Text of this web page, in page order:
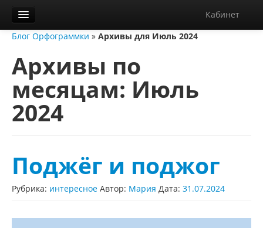
Кабинет
Орфограммка
Библиотека
Блог
О нас
Диктанты
Блог Орфограммки » Архивы для Июль 2024
Архивы по
месяцам: Июль
2024
Поджёг и поджог
Рубрика: интересное Автор: Мария Дата: 31.07.2024